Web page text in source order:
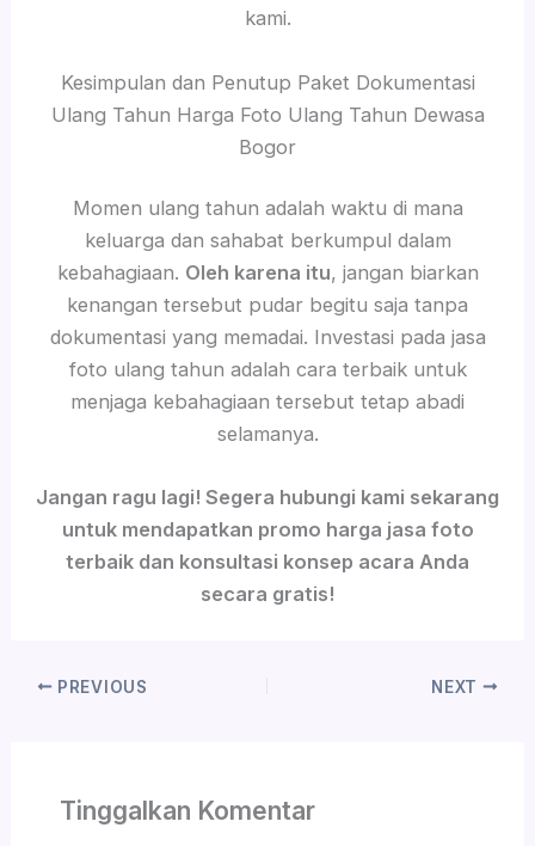
kami.
Kesimpulan dan Penutup Paket Dokumentasi
Ulang Tahun Harga Foto Ulang Tahun Dewasa
Bogor
Momen ulang tahun adalah waktu di mana
keluarga dan sahabat berkumpul dalam
kebahagiaan. Oleh karena itu, jangan biarkan
kenangan tersebut pudar begitu saja tanpa
dokumentasi yang memadai. Investasi pada jasa
foto ulang tahun adalah cara terbaik untuk
menjaga kebahagiaan tersebut tetap abadi
selamanya.
Jangan ragu lagi! Segera hubungi kami sekarang
untuk mendapatkan promo harga jasa foto
terbaik dan konsultasi konsep acara Anda
secara gratis!
PREVIOUS NEXT
Tinggalkan Komentar